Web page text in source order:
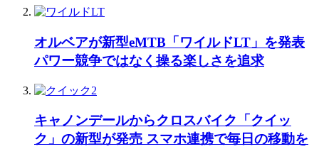
オルベアが新型eMTB「ワイルドLT」を発表
パワー競争ではなく操る楽しさを追求
キャノンデールからクロスバイク「クイッ
ク」の新型が発売 スマホ連携で毎日の移動を